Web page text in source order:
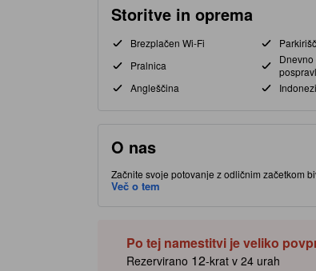
Storitve in oprema
Brezplačen Wi-Fi
Pralnica
Angleščina
O nas
Začnite svoje potovanje z odličnim začetkom
lokaciji v Vzhodni Bekasi v mestu Bekasi, vas
Več o tem
Po tej namestitvi je veliko
Rezervirano 12-krat v 24 urah